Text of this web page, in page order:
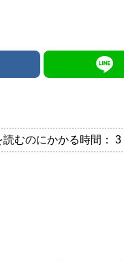
むのにかかる時間： 3